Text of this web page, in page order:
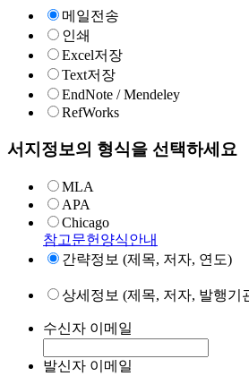
메일전송
인쇄
Excel저장
Text저장
EndNote / Mendeley
RefWorks
서지정보의 형식을 선택하세요
MLA
APA
Chicago
참고문헌양식안내
간략정보 (제목, 저자, 연도)
상세정보 (제목, 저자, 발행기
수신자 이메일
발신자 이메일